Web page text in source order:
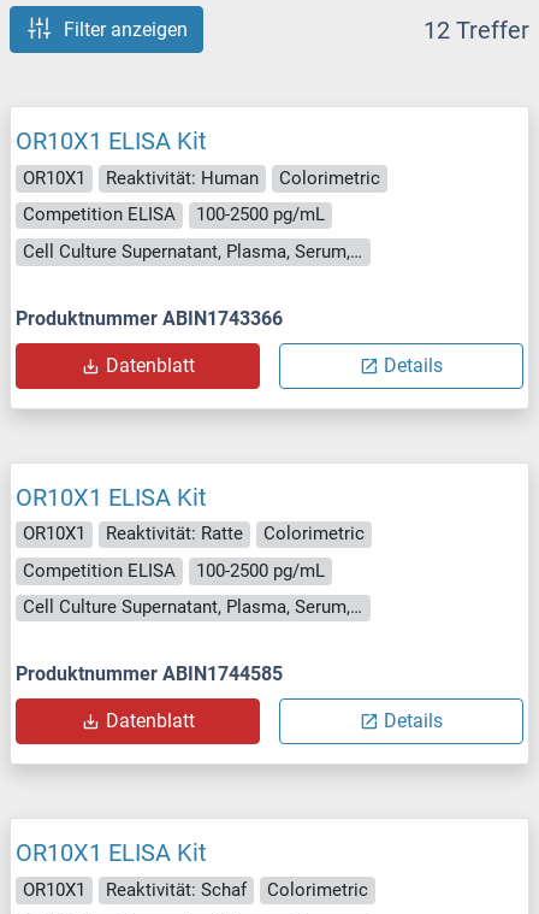
Filter anzeigen 12 Treffer
OR10X1 ELISA Kit
OR10X1 Reaktivität: Human
Colorimetric
Competition ELISA
100-2500 pg/mL
Cell Culture Supernatant, Plasma, Serum, Tissue Homogenate
Produktnummer ABIN1743366
Datenblatt Details
OR10X1 ELISA Kit
OR10X1 Reaktivität: Ratte
Colorimetric
Competition ELISA
100-2500 pg/mL
Cell Culture Supernatant, Plasma, Serum, Tissue Homogenate
Produktnummer ABIN1744585
Datenblatt Details
OR10X1 ELISA Kit
OR10X1 Reaktivität: Schaf
Colorimetric